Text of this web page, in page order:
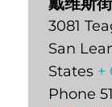
3081
San
States +
Phone